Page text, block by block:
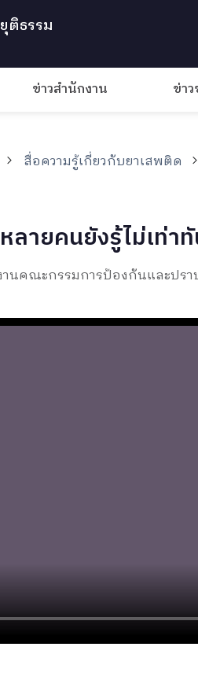
ติธรรม
ข่าวสำนักงาน ข่า
สื่อความรู้เกี่ยวกับยาเสพติด
ลายคนยังรู้ไม่เท่า
านคณะกรรมการป้องกันและปร